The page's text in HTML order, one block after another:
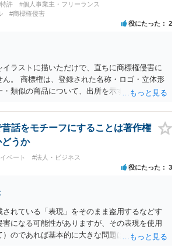
許
#個人事業主・フリーランス
#商標権侵害
役にたった 2
ラストに描いただけで、直ちに商標権侵害に
ん。 商標権は、登録された名称・ロゴ・立体形
類似の商品について、出所を示す表示として
、通常、商標権侵害にはなりにくいと考えら
名や特徴的な形状を商品名・広告に大きく表示
ンス商品と誤認させる販売方法であれば、商標
の問題が生じ得ます。家具のデザインに著作権
作権も別途問題となります。 無料のSNS投稿
作権侵害は成立し得ます。商標権については、
商標として使用しているかが重要です。 また、
して日本国内にのみ効力を持ちます。外国で販
商標・意匠等を確認する必要があります。 他
得ている、権利が消滅している、侵害に当たら
使されていないなど、様々な可能性がありま
ることだけでは、適法とは判断できません。
話をモチーフにすることは著作権
うか
ベート #法人・ビジネス
役にたった 3
されている「表現」をそのまま盗用するなどす
になる可能性がありますが、その表現を使用
）のであれば基本的に大きな問題は生じないか